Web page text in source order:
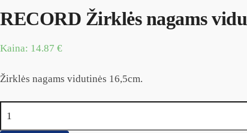
RECORD Žirklės nagams
Kaina: 14.87 €
Žirklės nagams vidutinės 16,5cm.